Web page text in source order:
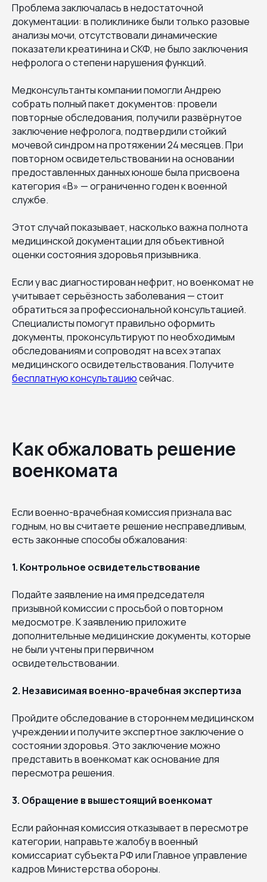
Проблема заключалась в недостаточной
документации: в поликлинике были только разовые
анализы мочи, отсутствовали динамические
показатели креатинина и СКФ, не было заключения
нефролога о степени нарушения функций.
Медконсультанты компании помогли Андрею
собрать полный пакет документов: провели
повторные обследования, получили развёрнутое
заключение нефролога, подтвердили стойкий
мочевой синдром на протяжении 24 месяцев. При
повторном освидетельствовании на основании
предоставленных данных юноше была присвоена
категория «В» — ограниченно годен к военной
службе.
Этот случай показывает, насколько важна полнота
медицинской документации для объективной
оценки состояния здоровья призывника.
Если у вас диагностирован нефрит, но военкомат не
учитывает серьёзность заболевания — стоит
обратиться за профессиональной консультацией.
Специалисты помогут правильно оформить
документы, проконсультируют по необходимым
обследованиям и сопроводят на всех этапах
медицинского освидетельствования. Получите
бесплатную консультациюсейчас.
Как обжаловать решение
военкомата
Если военно-врачебная комиссия признала вас
годным, но вы считаете решение несправедливым,
есть законные способы обжалования:
1. Контрольное освидетельствование
Подайте заявление на имя председателя
призывной комиссии с просьбой о повторном
медосмотре. К заявлению приложите
дополнительные медицинские документы, которые
не были учтены при первичном
освидетельствовании.
2. Независимая военно-врачебная экспертиза
Пройдите обследование в стороннем медицинском
учреждении и получите экспертное заключение о
состоянии здоровья. Это заключение можно
представить в военкомат как основание для
пересмотра решения.
3. Обращение в вышестоящий военкомат
Если районная комиссия отказывает в пересмотре
категории, направьте жалобу в военный
комиссариат субъекта РФ или Главное управление
кадров Министерства обороны.